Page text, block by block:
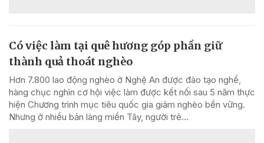
Có việc làm tại quê hương góp phần giữ
thành quả thoát nghèo
Hơn 7.800 lao động nghèo ở Nghệ An được đào tạo nghề,
hàng chục nghìn cơ hội việc làm được kết nối sau 5 năm thực
hiện Chương trình mục tiêu quốc gia giảm nghèo bền vững.
Nhưng ở nhiều bản làng miền Tây, người trẻ...